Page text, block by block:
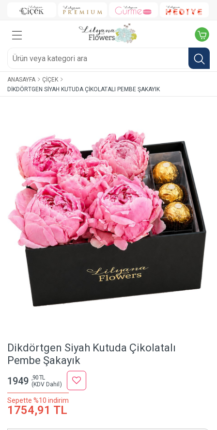
ANASAYFA
ÇIÇEK
DIKDÖRTGEN SIYAH KUTUDA ÇIKOLATALI PEMBE ŞAKAYIK
Dikdörtgen Siyah Kutuda Çikolatalı
Pembe Şakayık
1949 ,90 TL
(KDV Dahil)
Sepette %10 indirim
1754,91 TL